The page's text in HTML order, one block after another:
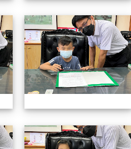
認識校長室活動
認識校長室活動